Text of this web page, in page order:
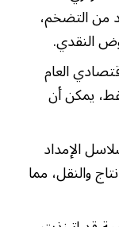
من التضخم،
النقدي.
العام
يمكن أن
الإمداد
والنقل، مما